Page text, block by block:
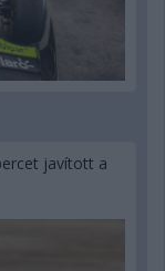
javított a